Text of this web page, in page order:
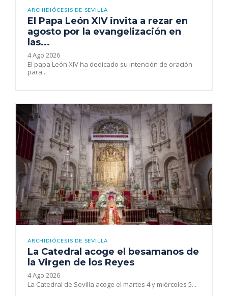
ARCHIDIÓCESIS DE SEVILLA
El Papa León XIV invita a rezar en
agosto por la evangelización en
las...
4 Ago 2026
El papa León XIV ha dedicado su intención de oración
para...
ARCHIDIÓCESIS DE SEVILLA
La Catedral acoge el besamanos de
la Virgen de los Reyes
4 Ago 2026
La Catedral de Sevilla acoge el martes 4 y miércoles 5...